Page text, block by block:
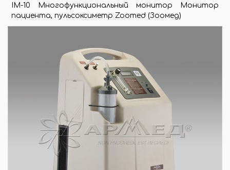
IM-10 Многофункциональный монитор Монитор
пациента, пульсоксиметр Zoomed (Зоомед)